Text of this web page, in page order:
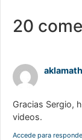
20
aklamath
Gracias Sergio,
videos.
Accede para